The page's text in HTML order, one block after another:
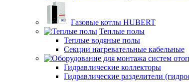
Газовые котлы HUBERT
Теплые полы
Теплые водяные полы
Секции нагревательные кабельные
Гидравлические коллекторы
Гидравлические разделители